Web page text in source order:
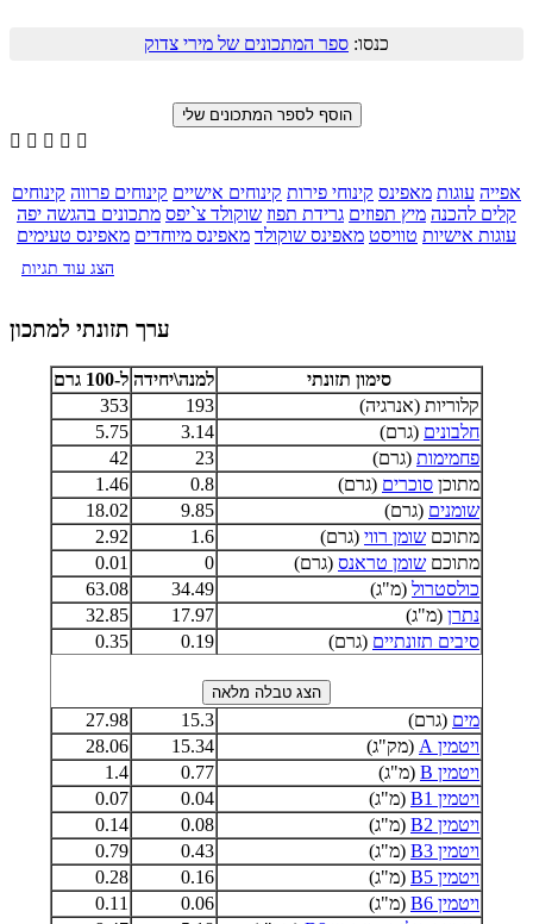
כנסו: ספר המתכונים של מירי צדוק
    
אפייה עוגות מאפינס קינוחי פירות קינוחים אישיים קינוחים פרווה קינוחים
קלים להכנה מיץ תפוזים גרידת תפוז שוקולד צ`יפס מתכונים בהגשה יפה
עוגות אישיות טוויסט מאפינס שוקולד מאפינס מיוחדים מאפינס טעימים
הצג עוד תגיות
ערך תזונתי למתכון
סימון תזונתי למנה\יחידה ל-100 גרם
קלוריות (אנרגיה)
193
353
חלבונים (גרם) 3.14
5.75
פחמימות (גרם) 23
42
מתוכן סוכרים (גרם) 0.8
1.46
שומנים (גרם) 9.85
18.02
מתוכם שומן רווי (גרם) 1.6
2.92
מתוכם שומן טראנס (גרם) 0
0.01
כולסטרול (מ"ג) 34.49
63.08
נתרן (מ"ג) 17.97
32.85
סיבים תזונתיים (גרם) 0.19
0.35
מים (גרם) 15.3
27.98
ויטמין A
(מק"ג) 15.34
28.06
ויטמין B
(מ"ג) 0.77
1.4
ויטמין B1
(מ"ג) 0.04
0.07
ויטמין B2
(מ"ג) 0.08
0.14
ויטמין B3
(מ"ג) 0.43
0.79
ויטמין B5
(מ"ג) 0.16
0.28
ויטמין B6
(מ"ג) 0.06
0.11